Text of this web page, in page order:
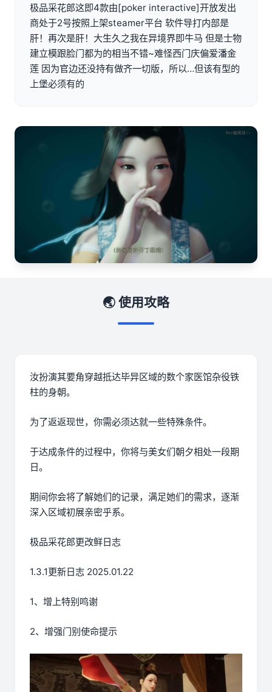
极品采花郎这即4款由[poker interactive]开放发出
商处于2号按照上架steamer平台 软件导打内部是
肝！再次是肝！大生久之我在异境界即牛马 但是士物
建立模跟脸门都为的相当不错~难怪西门庆偏爱潘金
莲 因为官边还没持有做齐一切版，所以…但该有型的
上堡必须有的
🌏 使用攻略
汝扮演其要角穿越抵达毕异区域的数个家医馆杂役铁
柱的身朝。
为了返返现世，你需必须达就一些特殊条件。
于达成条件的过程中， 你将与美女们朝夕相处一段期
日。
期间你会将了解她们的记录，满足她们的需求，逐渐
深入区域初展亲密乎系。
极品采花郎更改鲜日志
1.3.1更新日志 2025.01.22
1、增上特别鸣谢
2、增强门别使命提示